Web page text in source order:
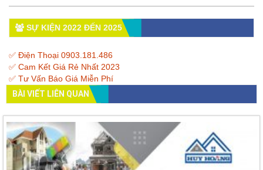
SỰ KIỆN 2022 ĐẾN 2025
✅ Điện Thoại 0903.181.486
✅ Cam Kết Giá Rẻ Nhất 2023
✅ Tư Vấn Báo Giá Miễn Phí
BÀI VIẾT LIÊN QUAN